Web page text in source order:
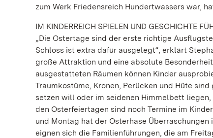
zum Werk Friedensreich Hundertwassers war,
IM KINDERREICH SPIELEN UND GESCHICHTE
„Die Ostertage sind der erste richtige
Schloss ist extra dafür ausgelegt“, erklärt
große Attraktion und eine absolute
ausgestatteten Räumen können Kinder
Traumkostüme, Kronen, Perücken und Hüte
setzen will oder im seidenen Himmelbett
den Osterfeiertagen sind noch Termine im
und Montag hat der Osterhase
eignen sich die Familienführungen, die am